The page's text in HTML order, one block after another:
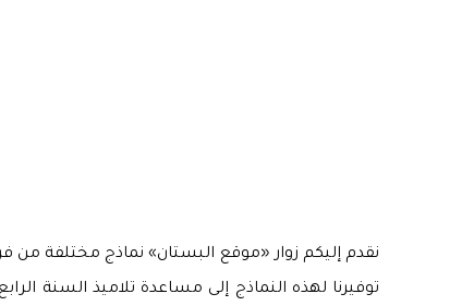
نقدم إليكم زوار «موقع البستان» نماذج مختلفة من
توفيرنا لهذه النماذج إلى مساعدة تلاميذ السنة